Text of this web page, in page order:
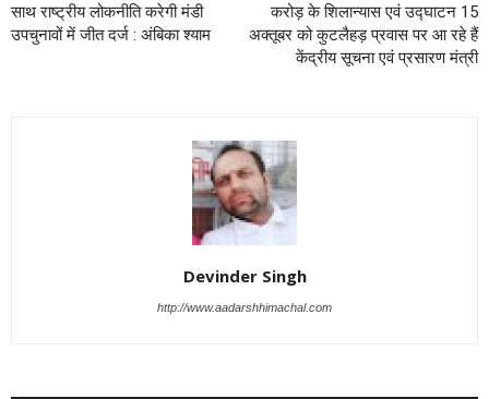
साथ राष्ट्रीय लोकनीति करेगी मंडी
उपचुनावों में जीत दर्ज : अंबिका श्याम
करोड़ के शिलान्यास एवं उद्घाटन 15
अक्तूबर को कुटलैहड़ प्रवास पर आ रहे हैं
केंद्रीय सूचना एवं प्रसारण मंत्री
Devinder Singh
http://www.aadarshhimachal.com